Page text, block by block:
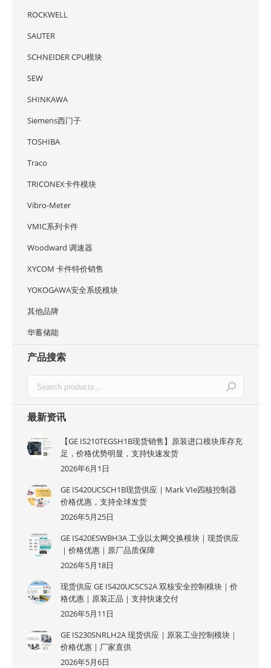
ROCKWELL
SAUTER
SCHNEIDER CPU模块
SEW
SHINKAWA
Siemens西门子
TOSHIBA
Traco
TRICONEX卡件模块
Vibro-Meter
VMIC系列卡件
Woodward 调速器
XYCOM 卡件特价销售
YOKOGAWA安全系统模块
其他品牌
华蓄储能
产品搜索
最新资讯
【GE IS210TEGSH1B现货销售】原装进口模块库存充
足，价格优势明显，支持快速发货
2026年6月1日
GE IS420UCSCH1B现货供应｜Mark VIe四核控制器
价格优惠，支持全球发货
2026年5月25日
GE IS420ESWBH3A 工业以太网交换模块｜现货供应
｜价格优惠｜原厂品质保障
2026年5月18日
现货供应 GE IS420UCSCS2A 双核安全控制模块｜价
格优惠｜原装正品｜支持快速交付
2026年5月11日
GE IS230SNRLH2A 现货供应｜原装工业控制模块｜
价格优惠｜厂家直供
2026年5月6日